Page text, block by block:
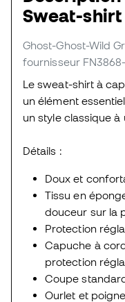
Sweat-shirt
Ghost-Ghost-Wild
fournisseur
Le sweat-shirt à
un élément
un style classique
Détails :
Doux et
Tissu en
douceur sur la
Protection
Capuche à
protection
Coupe
Ourlet et